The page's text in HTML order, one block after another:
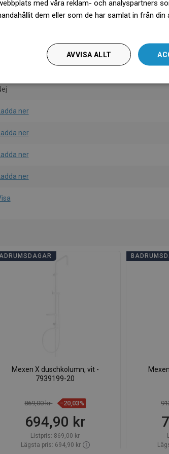
Ladda ner
Ladda ner
Ladda ner
Ladda ner
Mexen X duschkolumn, vit -
7939199-20
869,00 kr −20,03%
694,90 kr
Listpris: 869,00 kr
Lägsta pris: 694,90 kr
med våra reklam- och analyspartners
dem eller som de har samlat in från din
AVVISA ALLT